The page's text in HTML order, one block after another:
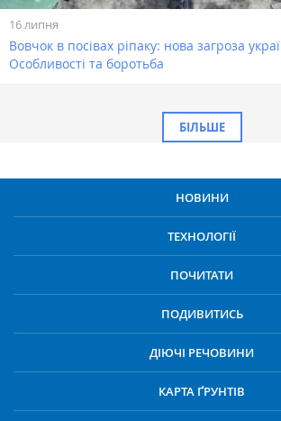
16 липня
Вовчок в посівах ріпаку: нова загроза
Особливості та боротьба
БІЛЬШЕ
НОВИНИ
ТЕХНОЛОГІЇ
ПОЧИТАТИ
ПОДИВИТИСЬ
ДІЮЧІ РЕЧОВИНИ
КАРТА ҐРУНТІВ